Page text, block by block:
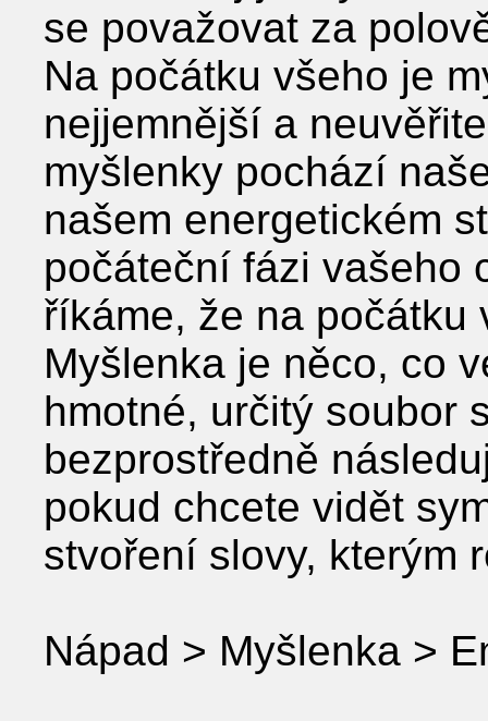
se považovat za
Na počátku všeho je
nejjemnější a
myšlenky pochází
našem energetickém
počáteční fázi vašeho
říkáme, že na počátku
Myšlenka je něco, co
hmotné, určitý soubor
bezprostředně
pokud chcete vidět
stvoření slovy, kterým
Nápad > Myšlenka >